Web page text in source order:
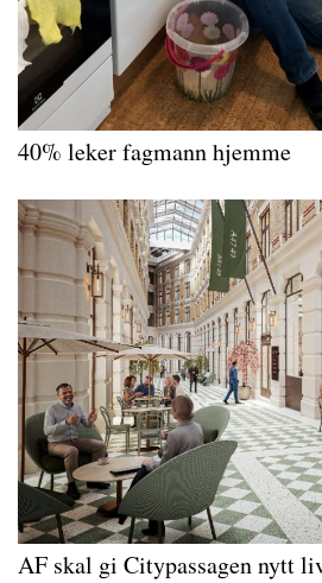
40% leker fagmann hjemme
AF skal gi Citypassagen nytt